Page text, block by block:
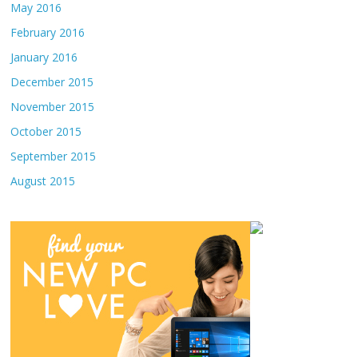
May 2016
February 2016
January 2016
December 2015
November 2015
October 2015
September 2015
August 2015